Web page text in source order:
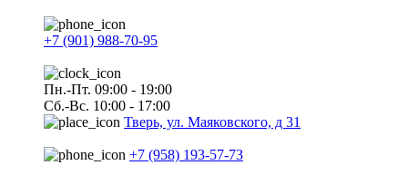
+7 (901) 988-70-95
Пн.-Пт. 09:00 - 19:00
Сб.-Вс. 10:00 - 17:00
Тверь, ул. Маяковского, д 31
+7 (958) 193-57-73